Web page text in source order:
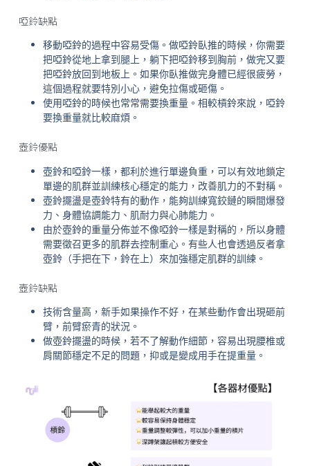
啞鈴缺點
移動啞鈴的過程中容易受傷。做啞鈴臥推的時候，你需要
把啞鈴從地上拿到腿上，躺下把啞鈴移到胸前，做完又要
把啞鈴放回到地板上。如果你臥推做完身體已經很疲勞，
這個過程就要特別小心，避免拉傷或砸傷。
使用啞鈴的時候也常常需要換重量。相較槓鈴來說，啞鈴
要換重量就比較麻煩。
壺鈴優點
壺鈴和啞鈴一樣，都利於進行單邊負重，可以有效地鎖定
單邊的肌群並訓練核心穩定的能力，改善肌力的不對稱。
壺鈴擺盪是壺鈴特有的動作，能夠訓練寬鉸鏈的瞬間爆發
力、身體協調能力、肌耐力與心肺能力。
由於壺鈴的重量分佈並不像啞鈴一樣是對稱的，所以身體
需要徵召更多的肌群去控制重心。有些人也會透過反者拿
壺鈴（手把在下，鈴在上）來加強穩定肌群的訓練。
壺鈴缺點
技術含量高，新手如果操作不好，在某些動作會出現砸前
臂，前臂瘀青的狀況。
做壺鈴擺盪的時候，若不了解動作細節，容易出現腰椎或
肩關節穩定不足的問題，抑或是變成用手在提重量。